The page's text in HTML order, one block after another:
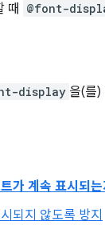
때 @font-
display 을(를)
가 계속 표시되
되지 않도록 방지